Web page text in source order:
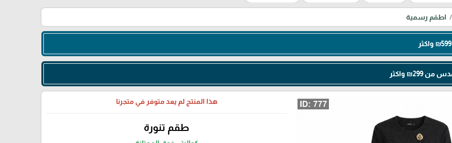
اطقم رسمية
واكثر
هذا المنتج لم يعد متوفر في متجرنا
طقم تنورة